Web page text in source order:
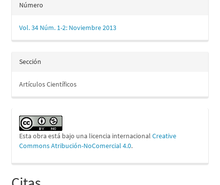
Número
Vol. 34 Núm. 1-2: Noviembre 2013
Sección
Artículos Científicos
Esta obra está bajo una licencia internacionalCreative
Commons Atribución-NoComercial 4.0.